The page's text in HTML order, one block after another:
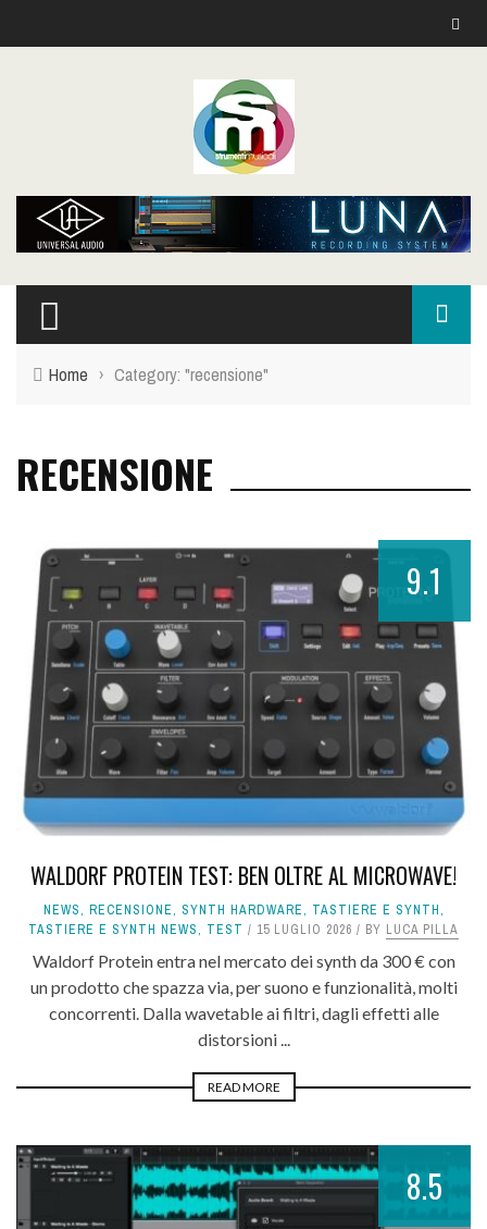
Home › Category: "recensione"
RECENSIONE
9.1
WALDORF PROTEIN TEST: BEN OLTRE AL MICROWAVE!
NEWS, RECENSIONE, SYNTH HARDWARE, TASTIERE E SYNTH,
TASTIERE E SYNTH NEWS, TEST 15 LUGLIO 2026 BY LUCA PILLA
Waldorf Protein entra nel mercato dei synth da 300 € con
un prodotto che spazza via, per suono e funzionalità, molti
concorrenti. Dalla wavetable ai filtri, dagli effetti alle
distorsioni ...
READ MORE
8.5